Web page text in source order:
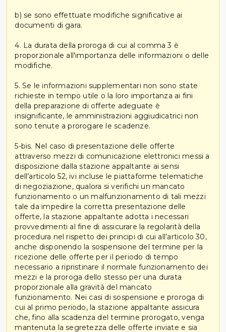
b) se sono effettuate modifiche significative ai
documenti di gara.
4. La durata della proroga di cui al comma 3 è
proporzionale all'importanza delle informazioni o delle
modifiche.
5. Se le informazioni supplementari non sono state
richieste in tempo utile o la loro importanza ai fini
della preparazione di offerte adeguate è
insignificante, le amministrazioni aggiudicatrici non
sono tenute a prorogare le scadenze.
5-bis. Nel caso di presentazione delle offerte
attraverso mezzi di comunicazione elettronici messi a
disposizione dalla stazione appaltante ai sensi
dell’articolo 52, ivi incluse le piattaforme telematiche
di negoziazione, qualora si verifichi un mancato
funzionamento o un malfunzionamento di tali mezzi
tale da impedire la corretta presentazione delle
offerte, la stazione appaltante adotta i necessari
provvedimenti al fine di assicurare la regolarità della
procedura nel rispetto dei principi di cui all’articolo 30,
anche disponendo la sospensione del termine per la
ricezione delle offerte per il periodo di tempo
necessario a ripristinare il normale funzionamento dei
mezzi e la proroga dello stesso per una durata
proporzionale alla gravità del mancato
funzionamento. Nei casi di sospensione e proroga di
cui al primo periodo, la stazione appaltante assicura
che, fino alla scadenza del termine prorogato, venga
mantenuta la segretezza delle offerte inviate e sia